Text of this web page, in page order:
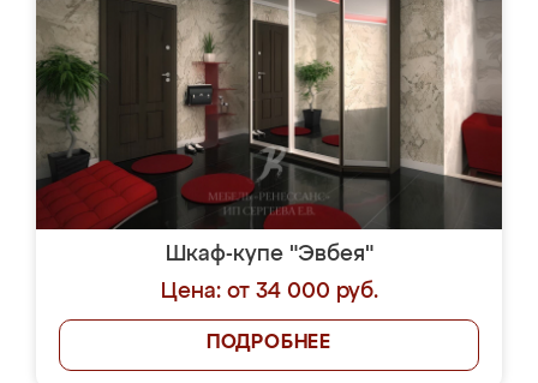
Шкаф-купе "Эвбея"
Цена: от 34 000 руб.
ПОДРОБНЕЕ